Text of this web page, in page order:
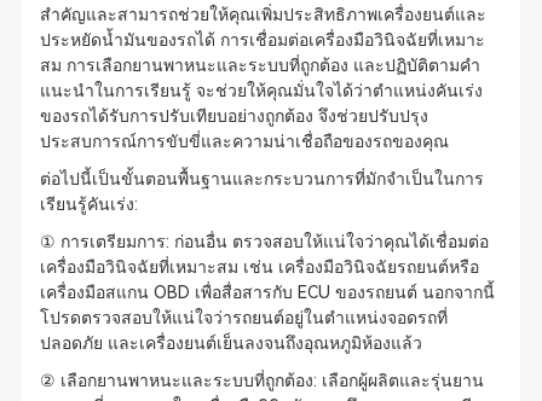
สำคัญและสามารถช่วยให้คุณเพิ่มประสิทธิภาพเครื่องยนต์และ
ประหยัดน้ำมันของรถได้ การเชื่อมต่อเครื่องมือวินิจฉัยที่เหมาะ
สม การเลือกยานพาหนะและระบบที่ถูกต้อง และปฏิบัติตามคำ
แนะนำในการเรียนรู้ จะช่วยให้คุณมั่นใจได้ว่าตำแหน่งคันเร่ง
ของรถได้รับการปรับเทียบอย่างถูกต้อง จึงช่วยปรับปรุง
ประสบการณ์การขับขี่และความน่าเชื่อถือของรถของคุณ
ต่อไปนี้เป็นขั้นตอนพื้นฐานและกระบวนการที่มักจำเป็นในการ
เรียนรู้คันเร่ง:
① การเตรียมการ: ก่อนอื่น ตรวจสอบให้แน่ใจว่าคุณได้เชื่อมต่อ
เครื่องมือวินิจฉัยที่เหมาะสม เช่น เครื่องมือวินิจฉัยรถยนต์หรือ
เครื่องมือสแกน OBD เพื่อสื่อสารกับ ECU ของรถยนต์ นอกจากนี้
โปรดตรวจสอบให้แน่ใจว่ารถยนต์อยู่ในตำแหน่งจอดรถที่
ปลอดภัย และเครื่องยนต์เย็นลงจนถึงอุณหภูมิห้องแล้ว
② เลือกยานพาหนะและระบบที่ถูกต้อง: เลือกผู้ผลิตและรุ่นยาน